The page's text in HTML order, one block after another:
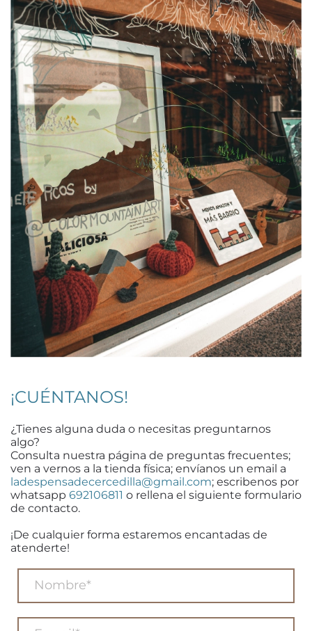
¡CUÉNTANOS!
¿Tienes alguna duda o necesitas preguntarnos
algo?
Consulta nuestra página de preguntas frecuentes;
ven a vernos a la tienda física; envíanos un email a
ladespensadecercedilla@gmail.com; escribenos por
whatsapp 692106811 o rellena el siguiente formulario
de contacto.
¡De cualquier forma estaremos encantadas de
atenderte!